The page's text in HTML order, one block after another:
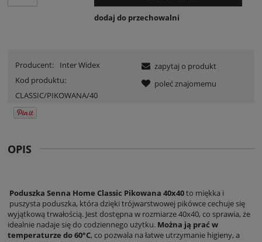
dodaj do przechowalni
Producent:
Inter Widex
Kod produktu:
CLASSIC/PIKOWANA/40
zapytaj o produkt
poleć znajomemu
OPIS
Poduszka Senna Home Classic Pikowana 40x40to miękka i
puszysta poduszka, która dzięki trójwarstwowej pikówce cechuje się
wyjątkową trwałością. Jest dostępna w rozmiarze 40x40, co sprawia, że
idealnie nadaje się do codziennego użytku. Można ją prać w
temperaturze do 60°C, co pozwala na łatwe utrzymanie higieny, a